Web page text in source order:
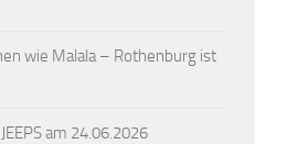
wie Malala – Rothenburg ist
am 24.06.2026